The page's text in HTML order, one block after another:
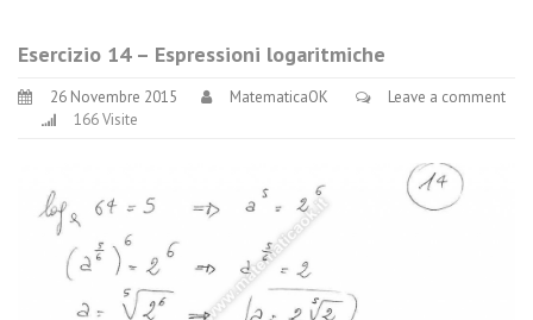
Esercizio 14 – Espressioni logaritmiche
26 Novembre 2015 MatematicaOK
Leave a comment
166 Visite